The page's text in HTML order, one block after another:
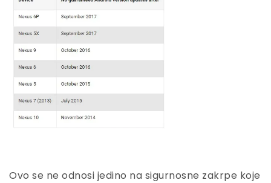
Ovo se ne odnosi jedino na sigurnosne zakrpe koje